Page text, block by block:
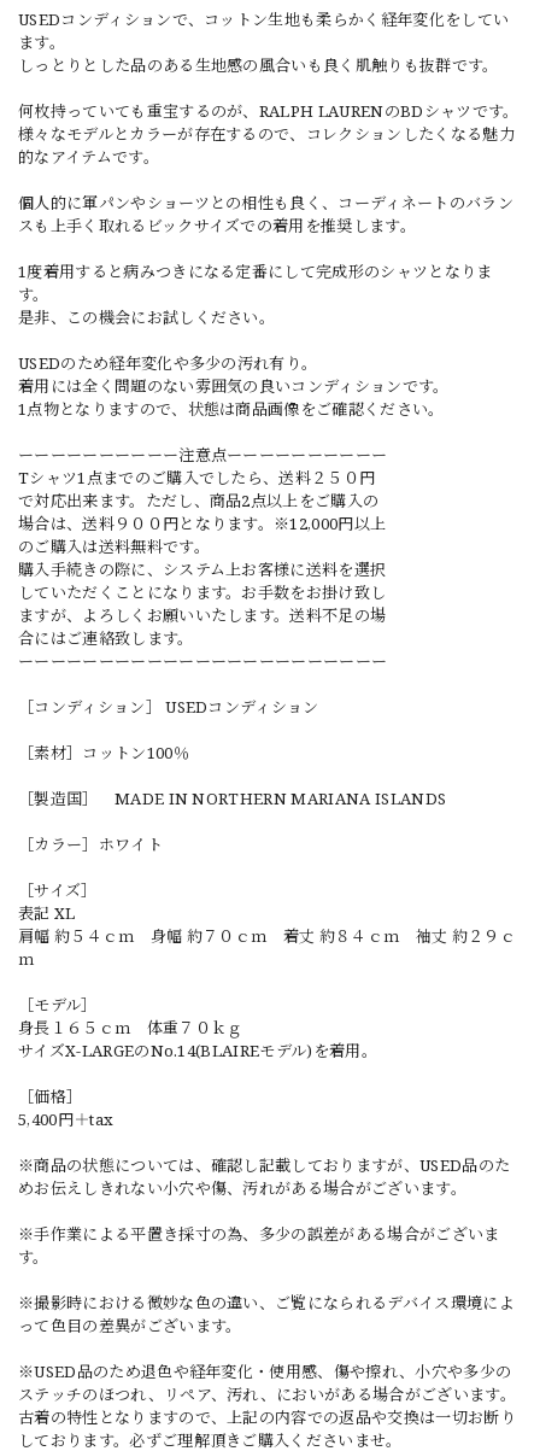
USEDコンディションで、コットン生地も柔らかく経年変化をしてい
ます。
しっとりとした品のある生地感の風合いも良く肌触りも抜群です。
何枚持っていても重宝するのが、RALPH LAURENのBDシャツです。
様々なモデルとカラーが存在するので、コレクションしたくなる魅力
的なアイテムです。
個人的に軍パンやショーツとの相性も良く、コーディネートのバラン
スも上手く取れるビックサイズでの着用を推奨します。
1度着用すると病みつきになる定番にして完成形のシャツとなりま
す。
是非、この機会にお試しください。
USEDのため経年変化や多少の汚れ有り。
着用には全く問題のない雰囲気の良いコンディションです。
1点物となりますので、状態は商品画像をご確認ください。
ーーーーーーーーーー注意点ーーーーーーーーーー
Tシャツ1点までのご購入でしたら、送料２５０円
で対応出来ます。ただし、商品2点以上をご購入の
場合は、送料９００円となります。※12,000円以上
のご購入は送料無料です。
購入手続きの際に、システム上お客様に送料を選択
していただくことになります。お手数をお掛け致し
ますが、よろしくお願いいたします。送料不足の場
合にはご連絡致します。
ーーーーーーーーーーーーーーーーーーーーーーー
［コンディション］ USEDコンディション
［素材］コットン100％
［製造国］ MADE IN NORTHERN MARIANA ISLANDS
［カラー］ホワイト
［サイズ］
表記 XL
肩幅 約５４ｃｍ 身幅 約７０ｃｍ 着丈 約８４ｃｍ 袖丈 約２９ｃ
ｍ
［モデル］
身長１６５ｃｍ 体重７０ｋｇ
サイズX-LARGEのNo.14(BLAIREモデル)を着用。
［価格］
5,400円＋tax
※商品の状態については、確認し記載しておりますが、USED品のた
めお伝えしきれない小穴や傷、汚れがある場合がございます。
※手作業による平置き採寸の為、多少の誤差がある場合がございま
す。
※撮影時における微妙な色の違い、ご覧になられるデバイス環境によ
って色目の差異がございます。
※USED品のため退色や経年変化・使用感、傷や擦れ、小穴や多少の
ステッチのほつれ、リペア、汚れ、においがある場合がございます。
古着の特性となりますので、上記の内容での返品や交換は一切お断り
しております。必ずご理解頂きご購入くださいませ。